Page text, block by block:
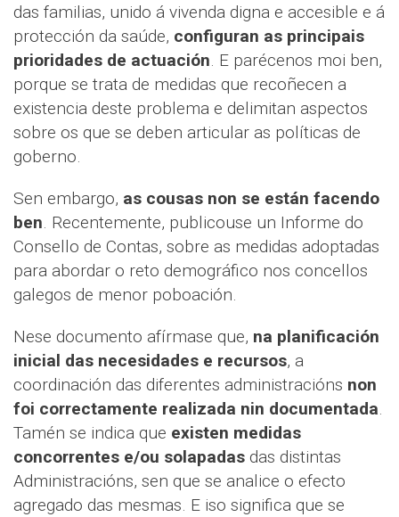
das familias, unido á vivenda digna e accesible e á
protección da saúde, configuran as principais
prioridades de actuación. E parécenos moi ben,
porque se trata de medidas que recoñecen a
existencia deste problema e delimitan aspectos
sobre os que se deben articular as políticas de
goberno.
Sen embargo, as cousas non se están facendo
ben. Recentemente, publicouse un Informe do
Consello de Contas, sobre as medidas adoptadas
para abordar o reto demográfico nos concellos
galegos de menor poboación.
Nese documento afírmase que, na planificación
inicial das necesidades e recursos, a
coordinación das diferentes administracións non
foi correctamente realizada nin documentada.
Tamén se indica que existen medidas
concorrentes e/ou solapadas das distintas
Administracións, sen que se analice o efecto
agregado das mesmas. E iso significa que se